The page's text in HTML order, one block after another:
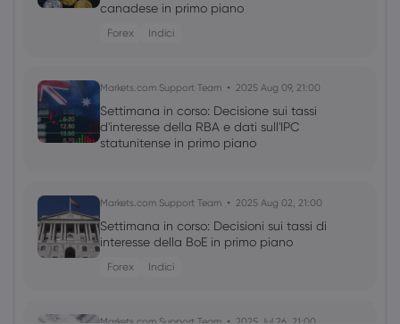
canadese in primo piano
Forex Indici
Markets.com Support Team 2025 Aug 09, 21:00
Settimana in corso: Decisione sui tassi
d'interesse della RBA e dati sull'IPC
statunitense in primo piano
Markets.com Support Team 2025 Aug 02, 21:00
Settimana in corso: Decisioni sui tassi di
interesse della BoE in primo piano
Forex Indici
Markets.com Support Team 2025 Jul 26, 21:00